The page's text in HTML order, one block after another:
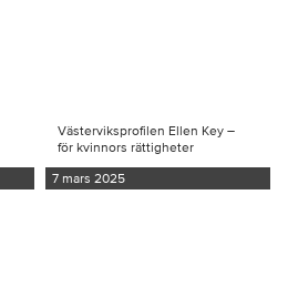
Västerviksprofilen Ellen Key –
för kvinnors rättigheter
7 mars 2025